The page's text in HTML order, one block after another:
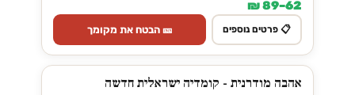
62–89 ₪
📋 פרטים נוספים 🎫 הבטח את מקומך
אהבה מודרנית - קומדיה ישראלית חדשה